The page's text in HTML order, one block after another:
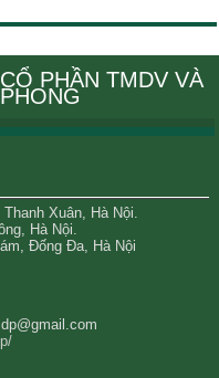
PHẦN TMDV VÀ
Xuân, Hà Nội.
Hà Nội.
Đống Đa, Hà Nội